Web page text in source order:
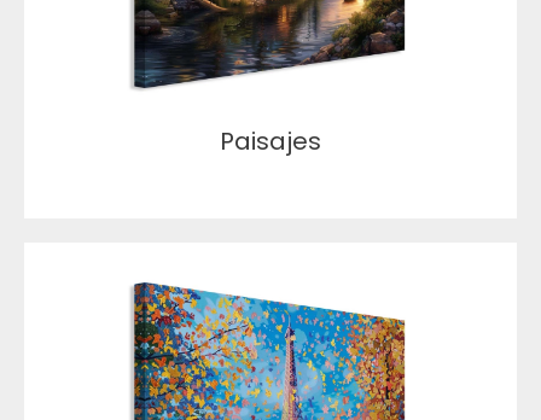
Paisajes